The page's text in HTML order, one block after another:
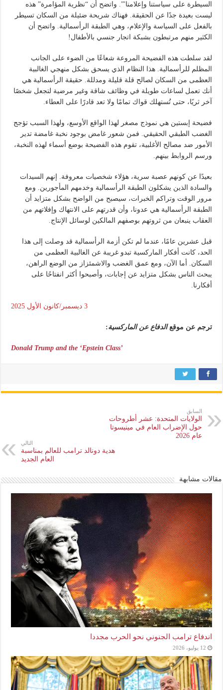
السيطرة على سياستنا وإعلامنا'”. واتضح أن “نظرية المؤامرة” هذه
ليست بعيدة جدًا عن الحقيقة. فهناك شريحة ضئيلة من السكان تسيطر
بالفعل على السياسة والإعلام، وهي الطبقة الرأسمالية. واتضح أن
الكثير منهم مرتبطون بشبكة اتجار جنسي بالأطفال!
لقد سلطت هذه الفضيحة المروعة شعاعًا من الضوء على الجانب
المظلم للرأسمالية. هذا النظام الذي يسحق بشكل منهجي الغالبية
العظمى من السكان لصالح قلة قليلة ومدللة. حقيقة الرأسمالية هي
أنك تعمل لساعات طويلة في وظائف شاقة وغير مرضية لتجعل شخصًا
آخر ثريًا، حتى تُستهلك قواك تمامًا ولا تعد قادرًا على العطاء.
فضيحة إبستين هي نموذج مصغر لهذا الواقع الأوسع، ولهذا السبب تؤجج
الغضب الطبقي الحقيقي. فمن شعور غامض بوجود نخبة غامضة تدير
الأمور ضد مصالح الأغلبية، تقوم هذه الفضيحة بوضع أسماء لهذه النخبة،
ورسم الروابط بينهم.
بعيدًا عن كونهم عصبة سرية، هؤلاء شخصيات معروفة. إنهم السيدات
والسادة الذين يشكلون الطبقة الرأسمالية وخدمهم المأجورين. ومع
مرور الوقت وتراكم الخبرات، سيصبح من الواضح بشكل متزايد أن
الطبقة الرأسمالية هي عدونا، وأن قدرتهم على الانتهاك وإفلاتهم من
العقاب ينبعان من ثروتهم بوصفهم المالكين لوسائل الإنتاج.
قبل عشرين عامًا، عندما لم تكن أزمة الرأسمالية قد وصلت إلى هذا
الحد، كانت أفكار الماركسية تبدو غريبة عن الغالبية العظمى من
السكان. أما الآن، ومع عمق الغضب والاشمئزاز من الوضع الراهن،
يبحث الناس بشكل متزايد عن إجابات، وأصبحوا أكثر انفتاحًا على
أفكارنا.
3 ديسمبر/كانون الأول 2025
ترجم عن موقعالدفاع عن الماركسية:
Donald Trump and the ‘Epstein Class’
السابق
الولايات المتحدة: عشر أطروحات
حول الإضراب العام في مينيسوتا
عام 2026
التالي
هدية دونالد ترامب للعالم بمناسبة
العام الجديد
مقالات مشابهة
اندفاع ترامب الجنوني نحو الحرب مجددا
12 يوليو، 2026